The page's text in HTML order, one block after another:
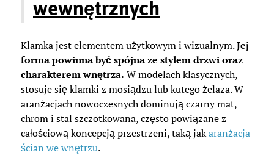
wewnętrznych
Klamka jest elementem użytkowym i wizualnym.Jej
forma powinna być spójna ze stylem drzwi oraz
charakterem wnętrza. W modelach klasycznych,
stosuje się klamki z mosiądzu lub kutego żelaza. W
aranżacjach nowoczesnych dominują czarny mat,
chrom i stal szczotkowana, często powiązane z
całościową koncepcją przestrzeni, taką jakaranżacja
ścian we wnętrzu.